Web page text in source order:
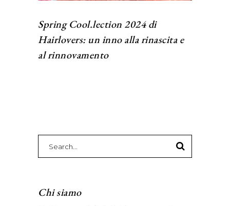
Spring Cool.lection 2024 di
Hairlovers: un inno alla rinascita e
al rinnovamento
for:
Chi siamo